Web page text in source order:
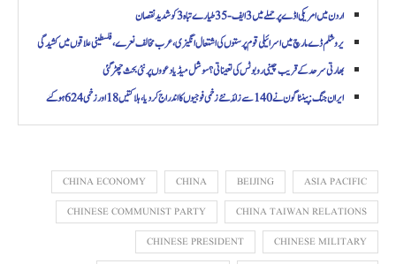
اردن میں امریکی اڈے پر حملے میں 3 ایف-35 طیارے تباہ 3 کو شدید نقصان
یروشلم ڈے مارچ میں اسر ائیلی قوم پرستوں کی اشتعال انگیزی، عرب مخالف نعرے، فلسطینی علاقوں میں کشیدگی
بھارتی سرحد کے قریب چینی روبوٹس کی تعیناتی؟ سوشل میڈیا دعووں پر نئی بحث چھڑ گئی
ایران جنگ: پینٹاگون نے 140 سے زائد نئے زخمی فوجیوں کا اندراج کر دیا،ہلاکتیں 18 اور زخمی 624 ہو گئے
ASIA PACIFIC
BEIJING
CHINA
CHINA ECONOMY
CHINA TAIWAN RELATIONS
CHINESE COMMUNIST PARTY
CHINESE MILITARY
CHINESE PRESIDENT